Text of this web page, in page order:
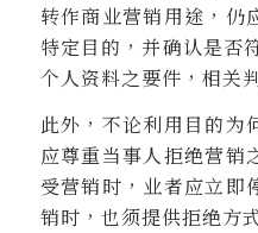
转作商业营销用途，仍
特定目的，并确认是否
个人资料之要件，相关
此外，不论利用目的为
应尊重当事人拒绝营销
受营销时 ， 业者应立即
销时，也须提供拒绝方